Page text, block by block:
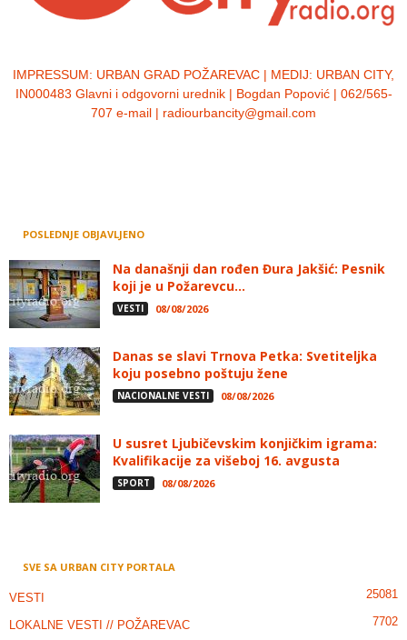
IMPRESSUM: URBAN GRAD POŽAREVAC | MEDIJ: URBAN CITY,
IN000483 Glavni i odgovorni urednik | Bogdan Popović | 062/565-
707 e-mail | radiourbancity@gmail.com
POSLEDNJE OBJAVLJENO
Na današnji dan rođen Đura Jakšić: Pesnik
koji je u Požarevcu...
VESTI 08/08/2026
Danas se slavi Trnova Petka: Svetiteljka
koju posebno poštuju žene
NACIONALNE VESTI 08/08/2026
U susret Ljubičevskim konjičkim igrama:
Kvalifikacije za višeboj 16. avgusta
SPORT 08/08/2026
SVE SA URBAN CITY PORTALA
VESTI 25081
LOKALNE VESTI // POŽAREVAC 7702